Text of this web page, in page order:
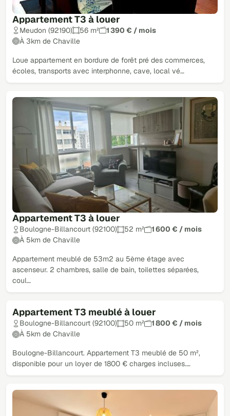
Appartement T3 à louer
Meudon (92190) 56 m²
1 390 € / mois
À 3km de Chaville
Loue appartement en bordure de forêt pré des commerces,
écoles, transports avec interphonne, cave, local vé…
Appartement T3 à louer
Boulogne-Billancourt (92100) 52 m²
1 600 € / mois
À 5km de Chaville
Appartement meublé de 53m2 au 5ème étage avec
ascenseur. 2 chambres, salle de bain, toilettes séparées,
coul…
Appartement T3 meublé à louer
Boulogne-Billancourt (92100) 50 m²
1 800 € / mois
À 5km de Chaville
Boulogne-Billancourt. Appartement T3 meublé de 50 m²,
disponible pour un loyer de 1800 € charges incluses.…